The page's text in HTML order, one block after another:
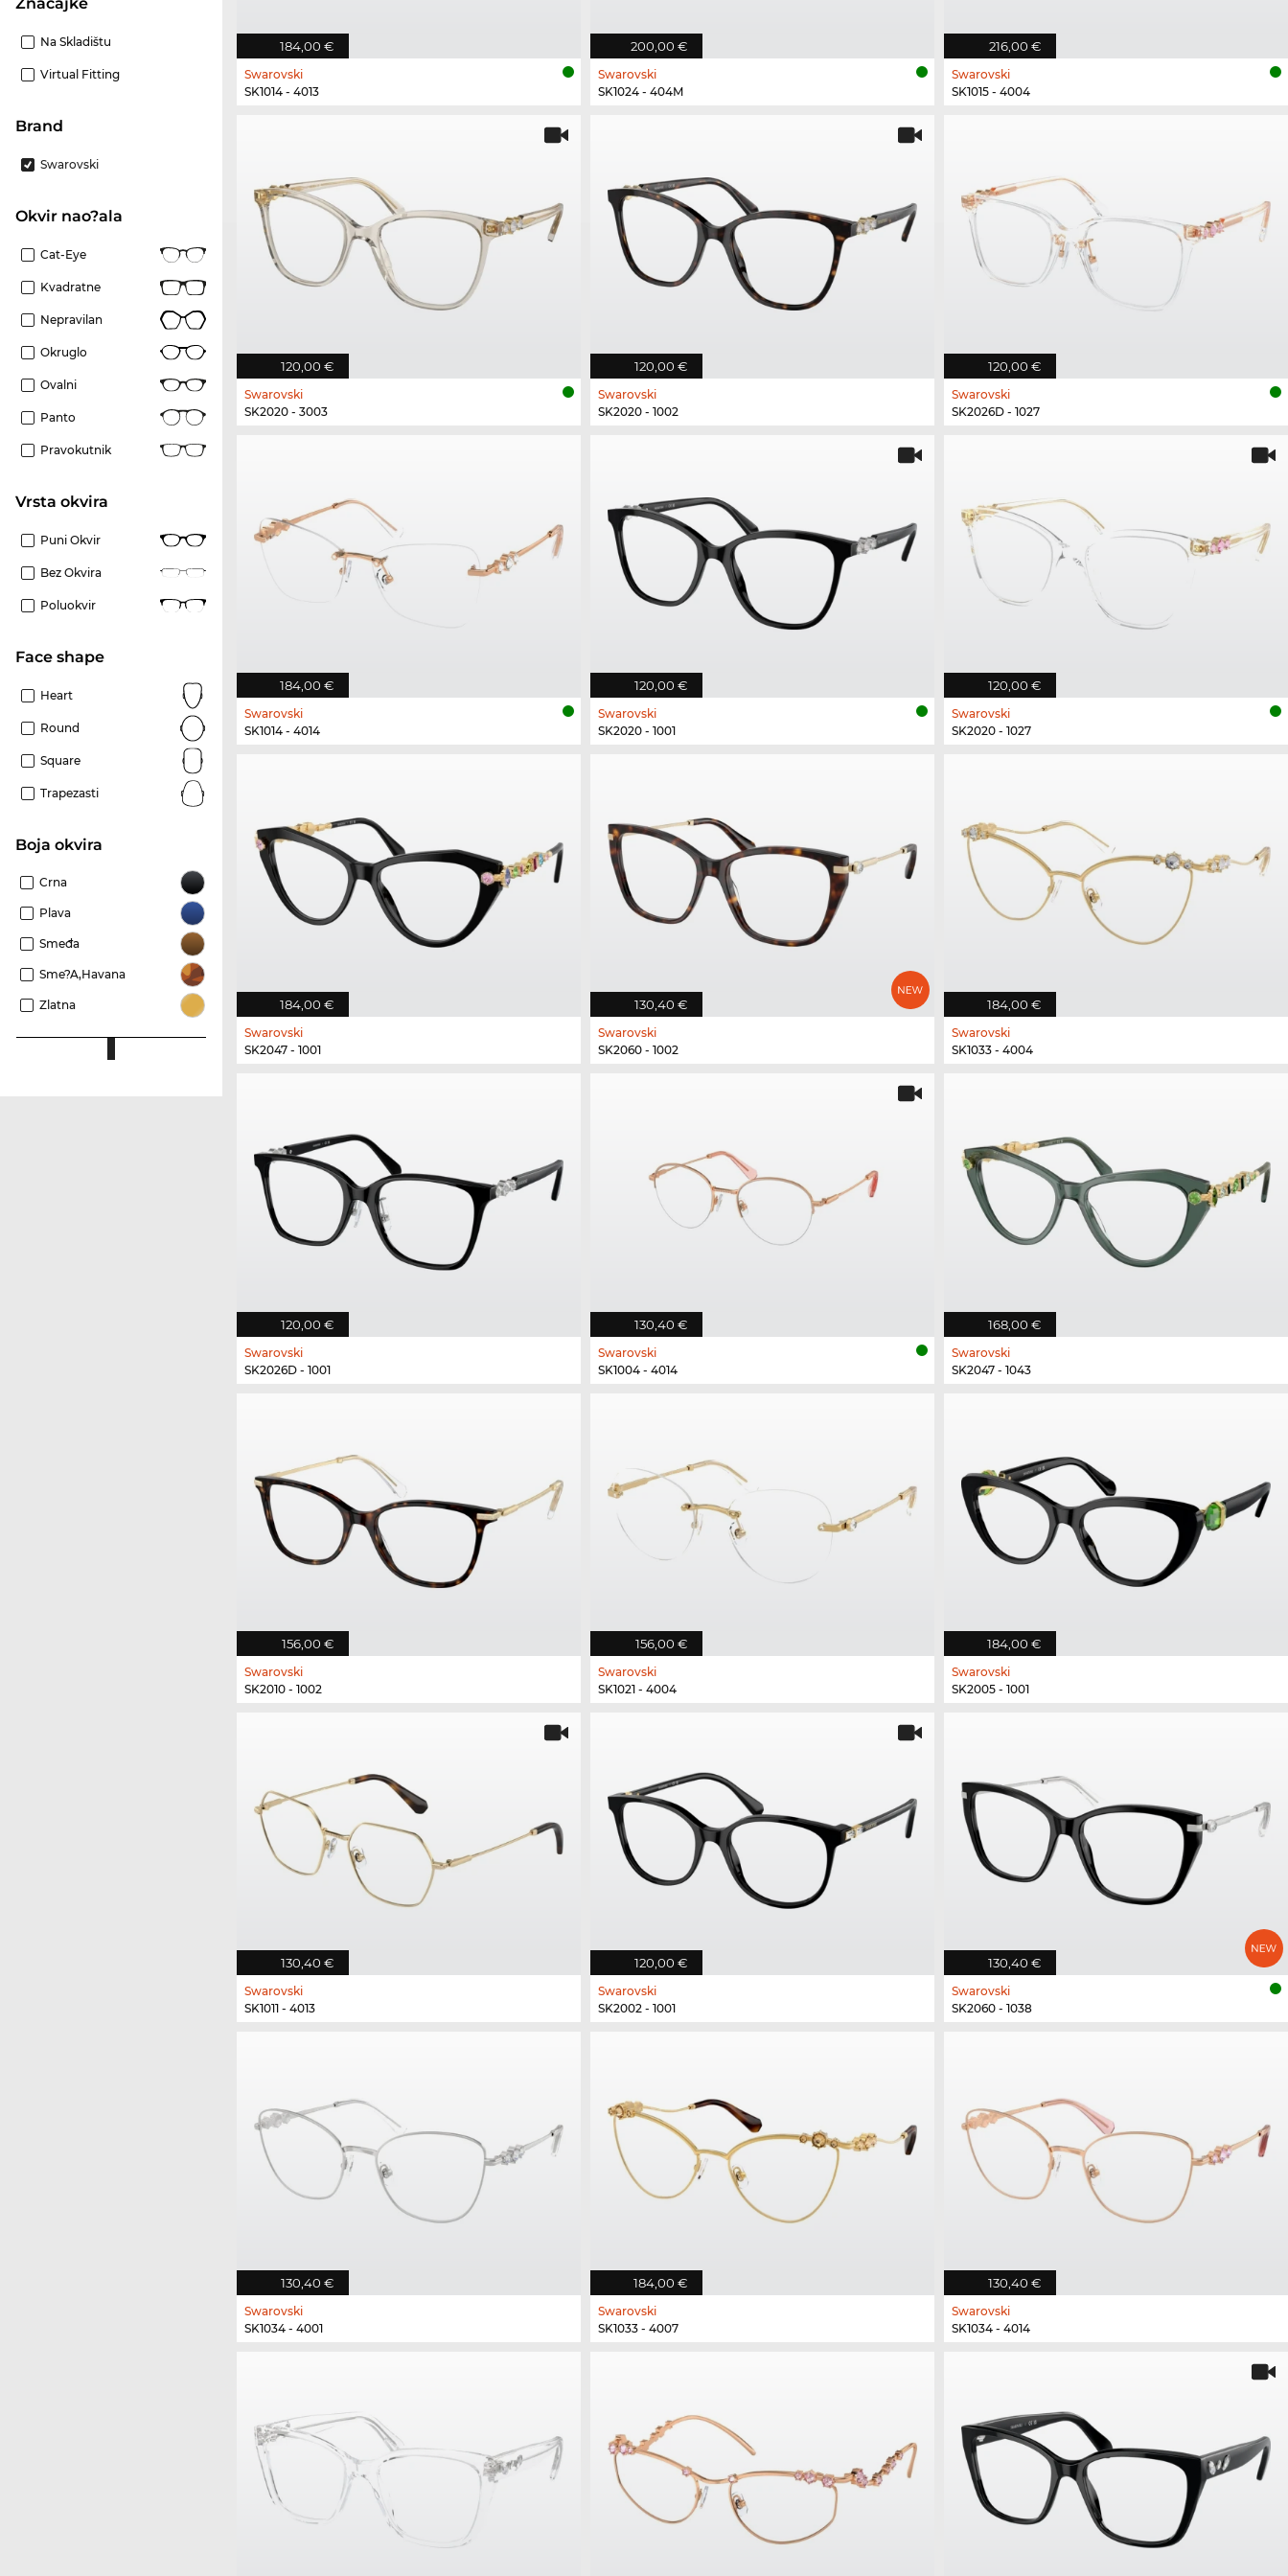
Na Skladištu
Virtual Fitting
brand
Swarovski
Okvir nao?ala
Cat-Eye
Kvadratne
Nepravilan
Okruglo
Ovalni
Panto
Pravokutnik
Vrsta okvira
Puni Okvir
Bez Okvira
Poluokvir
Face shape
Heart
Round
Square
Trapezasti
boja okvira
Crna
Plava
Smeđa
Sme?a,Havana
Zlatna
184,00 €
Swarovski
SK1014 - 4013
200,00 €
Swarovski
SK1024 - 404M
216,00 €
Swarovski
SK1015 - 4004
120,00 €
Swarovski
SK2020 - 3003
120,00 €
Swarovski
SK2020 - 1002
120,00 €
Swarovski
SK2026D - 1027
184,00 €
Swarovski
SK1014 - 4014
120,00 €
Swarovski
SK2020 - 1001
120,00 €
Swarovski
SK2020 - 1027
184,00 €
Swarovski
SK2047 - 1001
130,40 €
Swarovski
SK2060 - 1002
184,00 €
Swarovski
SK1033 - 4004
120,00 €
Swarovski
SK2026D - 1001
130,40 €
Swarovski
SK1004 - 4014
168,00 €
Swarovski
SK2047 - 1043
156,00 €
Swarovski
SK2010 - 1002
156,00 €
Swarovski
SK1021 - 4004
184,00 €
Swarovski
SK2005 - 1001
130,40 €
Swarovski
SK1011 - 4013
120,00 €
Swarovski
SK2002 - 1001
130,40 €
Swarovski
SK2060 - 1038
130,40 €
Swarovski
SK1034 - 4001
184,00 €
Swarovski
SK1033 - 4007
130,40 €
Swarovski
SK1034 - 4014